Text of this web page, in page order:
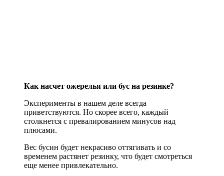
Как насчет ожерелья или бус на резинке?
Эксперименты в нашем деле всегда
приветствуются. Но скорее всего, каждый
столкнется с превалированием минусов над
плюсами.
Вес бусин будет некрасиво оттягивать и со
временем растянет резинку, что будет смотреться
еще менее привлекательно.